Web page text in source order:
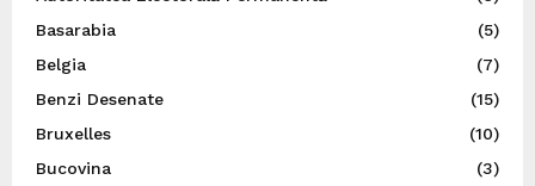
Basarabia
(5)
Belgia
(7)
Benzi Desenate
(15)
Bruxelles
(10)
Bucovina
(3)